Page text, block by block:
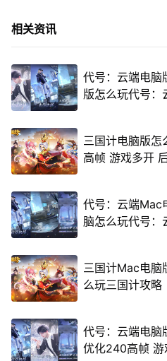
相关资讯
代号：云端电脑
版怎么玩代号：
三国计电脑版
高帧 游戏多开
代号：云端Mac
脑怎么玩代号：
三国计Mac电脑
么玩三国计攻略
代号：云端电脑
优化240高帧 游